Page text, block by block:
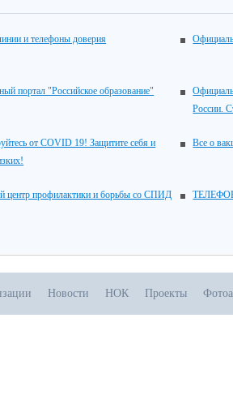
и телефоны доверия
портал "Российское образование"
России.
от COVID 19! Защитите себя и
Все о
центр профилактики и борьбы со СПИД ТЕЛЕФОН
Новости НОК Проекты